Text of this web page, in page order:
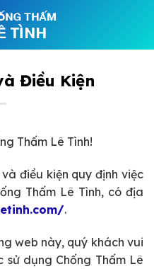
Điều Kiện
Thấm Lê Tình!
điều kiện quy định việc
Thấm Lê Tình, có địa
.
web này, quý khách vui
dụng Chống Thấm Lê